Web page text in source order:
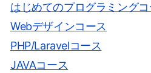
はじめてのプログラミングコ
Webデザインコース
PHP/Laravelコース
JAVAコース